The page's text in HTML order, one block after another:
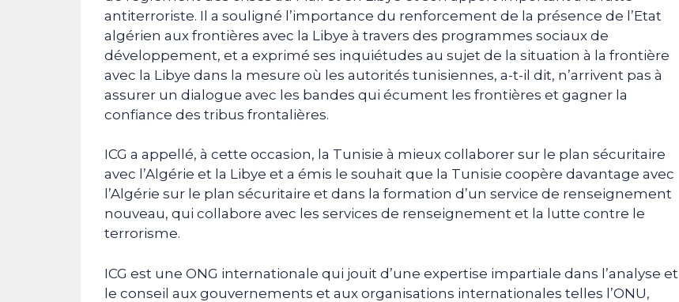
antiterroriste. Il a souligné l’importance du renforcement de la présence de l’Etat
algérien aux frontières avec la Libye à travers des programmes sociaux de
développement, et a exprimé ses inquiétudes au sujet de la situation à la frontière
avec la Libye dans la mesure où les autorités tunisiennes, a-t-il dit, n’arrivent pas à
assurer un dialogue avec les bandes qui écument les frontières et gagner la
confiance des tribus frontalières.
ICG a appellé, à cette occasion, la Tunisie à mieux collaborer sur le plan sécuritaire
avec l’Algérie et la Libye et a émis le souhait que la Tunisie coopère davantage avec
l’Algérie sur le plan sécuritaire et dans la formation d’un service de renseignement
nouveau, qui collabore avec les services de renseignement et la lutte contre le
terrorisme.
ICG est une ONG internationale qui jouit d’une expertise impartiale dans l’analyse et
le conseil aux gouvernements et aux organisations internationales telles l’ONU,